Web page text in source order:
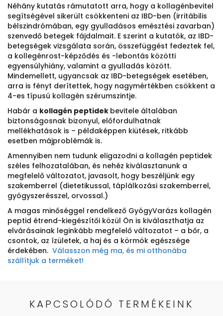
Néhány kutatás rámutatott arra, hogy a kollagénbevitel
segítségével sikerült csökkenteni az IBD-ben (irritábilis
bélszindrómában, egy gyulladásos emésztési zavarban)
szenvedő betegek fájdalmait. E szerint a kutatók, az IBD-
betegségek vizsgálata során, összefüggést fedeztek fel,
a kollegénrost-képződés és -lebontás közötti
egyensúlyhiány, valamint a gyulladás között.
Mindemellett, ugyancsak az IBD-betegségek esetében,
arra is fényt derítettek, hogy nagymértékben csökkent a
4-es típusú kollagén szérumszintje.
Habár a kollagén peptidek bevitele általában
biztonságosnak bizonyul, előfordulhatnak
mellékhatások is – példaképpen kiütések, ritkább
esetben májproblémák is.
Amennyiben nem tudunk eligazodni a kollagén peptidek
széles felhozatalában, és nehéz kiválasztanunk a
megfelelő változatot, javasolt, hogy beszéljünk egy
szakemberrel (dietetikussal, táplálkozási szakemberrel,
gyógyszerésszel, orvossal.)
A magas minőséggel rendelkező GyógyVarázs kollagén
peptid étrend-kiegészítői közül Ön is kiválaszthatja az
elvárásainak leginkább megfelelő változatot – a bőr, a
csontok, az ízületek, a haj és a körmök egészsége
érdekében. Válasszon még ma, és mi otthonába
szállítjuk a terméket!
KAPCSOLÓDÓ TERMÉKEINK